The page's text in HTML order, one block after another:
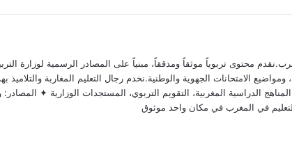
محتوى تربوياً موثقاً ومدققاً، مبنياً على المصادر الرسمية لوزارة
الامتحانات الجهوية والوطنية.نخدم رجال التعليم المغاربة والتلاميذ
الدراسية المغربية، التقويم التربوي، المستجدات الوزارية ✦ المصادر:
في المغرب في مكان واحد موثوق